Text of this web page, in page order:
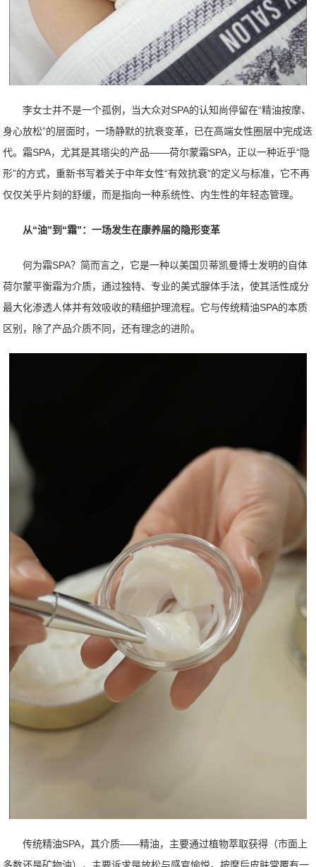
李女士并不是一个孤例，当大众对SPA的认知尚停留在“精油按摩、
身心放松”的层面时，一场静默的抗衰变革，已在高端女性圈层中完成迭
代。霜SPA，尤其是其塔尖的产品——荷尔蒙霜SPA，正以一种近乎“隐
形”的方式，重新书写着关于中年女性“有效抗衰”的定义与标准，它不再
仅仅关乎片刻的舒缓，而是指向一种系统性、内生性的年轻态管理。
从“油”到“霜”：一场发生在康养届的隐形变革
何为霜SPA？简而言之，它是一种以美国贝蒂凯曼博士发明的自体
荷尔蒙平衡霜为介质，通过独特、专业的美式腺体手法，使其活性成分
最大化渗透人体并有效吸收的精细护理流程。它与传统精油SPA的本质
区别，除了产品介质不同，还有理念的进阶。
传统精油SPA，其介质——精油，主要通过植物萃取获得（市面上
多数还是矿物油），主要诉求是放松与感官愉悦。按摩后皮肤常覆有一